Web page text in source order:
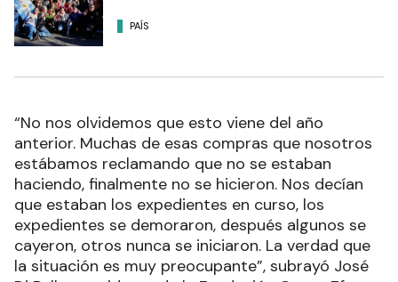
PAÍS
“No nos olvidemos que esto viene del año
anterior. Muchas de esas compras que nosotros
estábamos reclamando que no se estaban
haciendo, finalmente no se hicieron. Nos decían
que estaban los expedientes en curso, los
expedientes se demoraron, después algunos se
cayeron, otros nunca se iniciaron. La verdad que
la situación es muy preocupante”, subrayó José